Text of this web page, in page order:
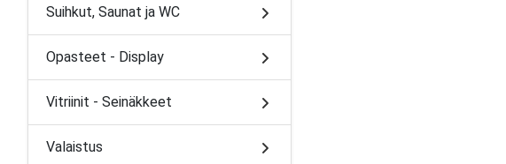
Suihkut, Saunat ja WC
Opasteet - Display
Vitriinit - Seinäkkeet
Valaistus